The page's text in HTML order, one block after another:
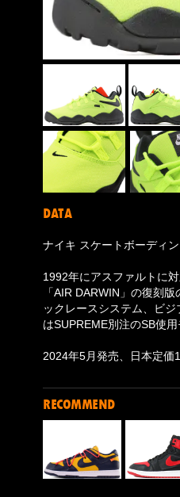
DATA
ナイキ スケートボーディ
1992年にアスファルトに
「AIR DARWIN」の復刻
ックレースシステム、ビ
はSUPREME別注のSB使用
2024年5月発売、日本定価
RECOMMEND